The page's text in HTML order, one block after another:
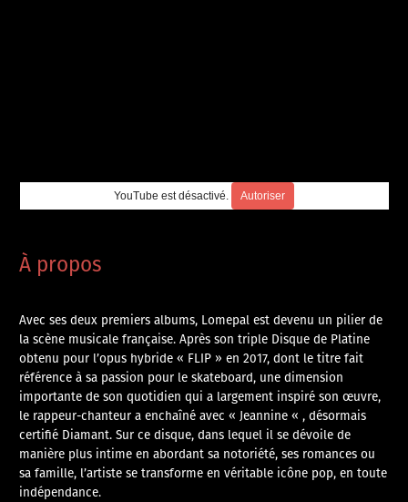
YouTube est désactivé. Autoriser
À propos
Avec ses deux premiers albums, Lomepal est devenu un pilier de
la scène musicale française. Après son triple Disque de Platine
obtenu pour l’opus hybride « FLIP » en 2017, dont le titre fait
référence à sa passion pour le skateboard, une dimension
importante de son quotidien qui a largement inspiré son œuvre,
le rappeur-chanteur a enchaîné avec « Jeannine « , désormais
certifié Diamant. Sur ce disque, dans lequel il se dévoile de
manière plus intime en abordant sa notoriété, ses romances ou
sa famille, l’artiste se transforme en véritable icône pop, en toute
indépendance.